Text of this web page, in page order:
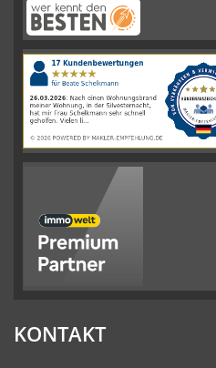
Schelkmann
Immobilienhat
|110Schelkmann
ImmobilienBewertungen
auf
werkenntdenBESTEN.de
KONTAKT